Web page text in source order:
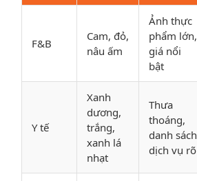
F&B
Cam, đỏ,
nâu ấm
Ảnh thực
phẩm lớn,
giá nổi
bật
Y tế
Xanh
dương,
trắng,
xanh lá
nhạt
Thưa
thoáng,
danh sách
dịch vụ rõ